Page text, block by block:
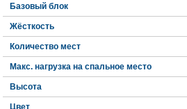
Базовый блок
Жёсткость
Количество мест
Макс. нагрузка на спальное место
Высота
Цвет